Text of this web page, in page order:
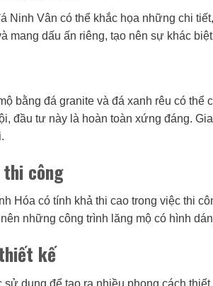
Ninh Vân có thể khắc họa những chi
mang dấu ấn riêng, tạo nên sự khác
bằng đá granite và đá xanh rêu có
đầu tư này là hoàn toàn xứng đáng.
công
Hóa có tính khả thi cao trong việc thi
những công trình lăng mộ có hình
kế
dụng để tạo ra nhiều phong cách